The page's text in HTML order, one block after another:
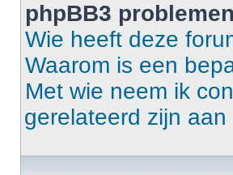
phpBB3 problemen
Wie heeft deze
Waarom is een
Met wie neem ik
gerelateerd zijn aan